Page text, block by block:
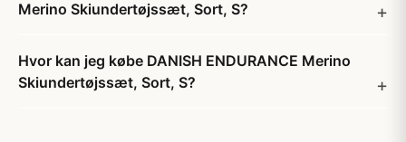
Merino Skiundertøjssæt, Sort, S?
Hvor kan jeg købe DANISH ENDURANCE Merino
Skiundertøjssæt, Sort, S?